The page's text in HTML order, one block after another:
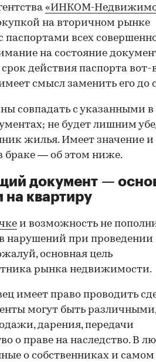
«ИНКОМ-
на вторичном рынке
паспортами всех
на состояние
действия паспорта вот-
смысл заменить его до
совпадать с указанными в
не будет лишним
жилья. Имеет значение и
браке — об этом ниже.
документ —
на квартиру
и возможность не
нарушений при проведении
основная цель
рынка недвижимости.
имеет право проводить
могут быть различными,
дарения, передачи
о праве на наследство. В
о собственниках и самом